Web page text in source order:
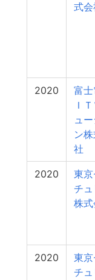
式会
2020
富
Ｉ
ュ
ン
社
2020
東
チ
株
2020
東
チ